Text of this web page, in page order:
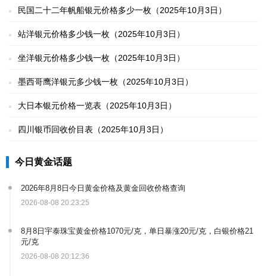
民国二十二年帆船银元价格多少一枚（2025年10月3日）
站洋银元价格多少钱一枚（2025年10月3日）
坐洋银元价格多少钱一枚（2025年10月3日）
墨西哥鹰洋银元多少钱一枚（2025年10月3日）
大日本银元价格一览表（2025年10月3日）
四川银币回收价目表（2025年10月3日）
今日黄金话题
2026年8月8日今日黄金价格及黄金回收价格查询
2026-08-08 20:23:25
8月8日宇泰珠宝黄金价格1070元/克，单日暴涨20元/克，白银价格21
元/克
2026-08-08 20:12:36